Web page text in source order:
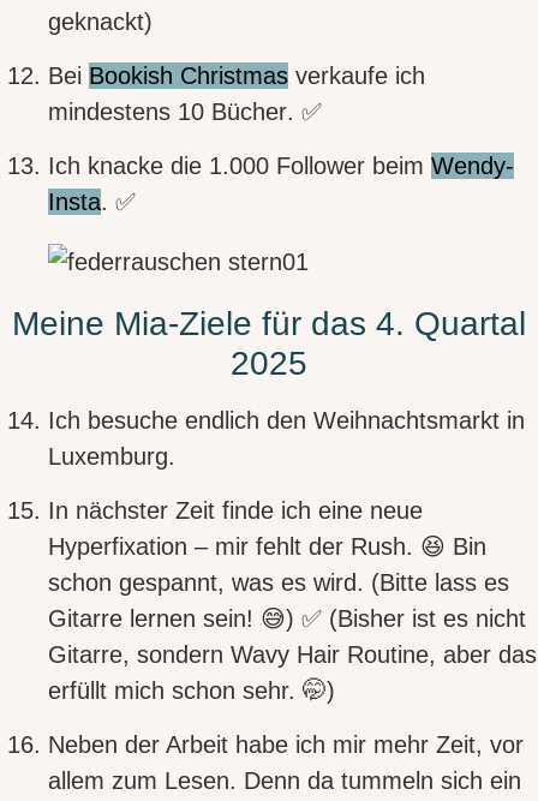
geknackt)
Bei Bookish Christmas verkaufe ich
mindestens 10 Bücher. ✅
Ich knacke die 1.000 Follower beim Wendy-
Insta. ✅
Meine Mia-Ziele für das 4. Quartal
2025
Ich besuche endlich den Weihnachtsmarkt in
Luxemburg.
In nächster Zeit finde ich eine neue
Hyperfixation – mir fehlt der Rush. 😆 Bin
schon gespannt, was es wird. (Bitte lass es
Gitarre lernen sein! 😅) ✅ (Bisher ist es nicht
Gitarre, sondern Wavy Hair Routine, aber das
erfüllt mich schon sehr. 🤭)
Neben der Arbeit habe ich mir mehr Zeit, vor
allem zum Lesen. Denn da tummeln sich ein